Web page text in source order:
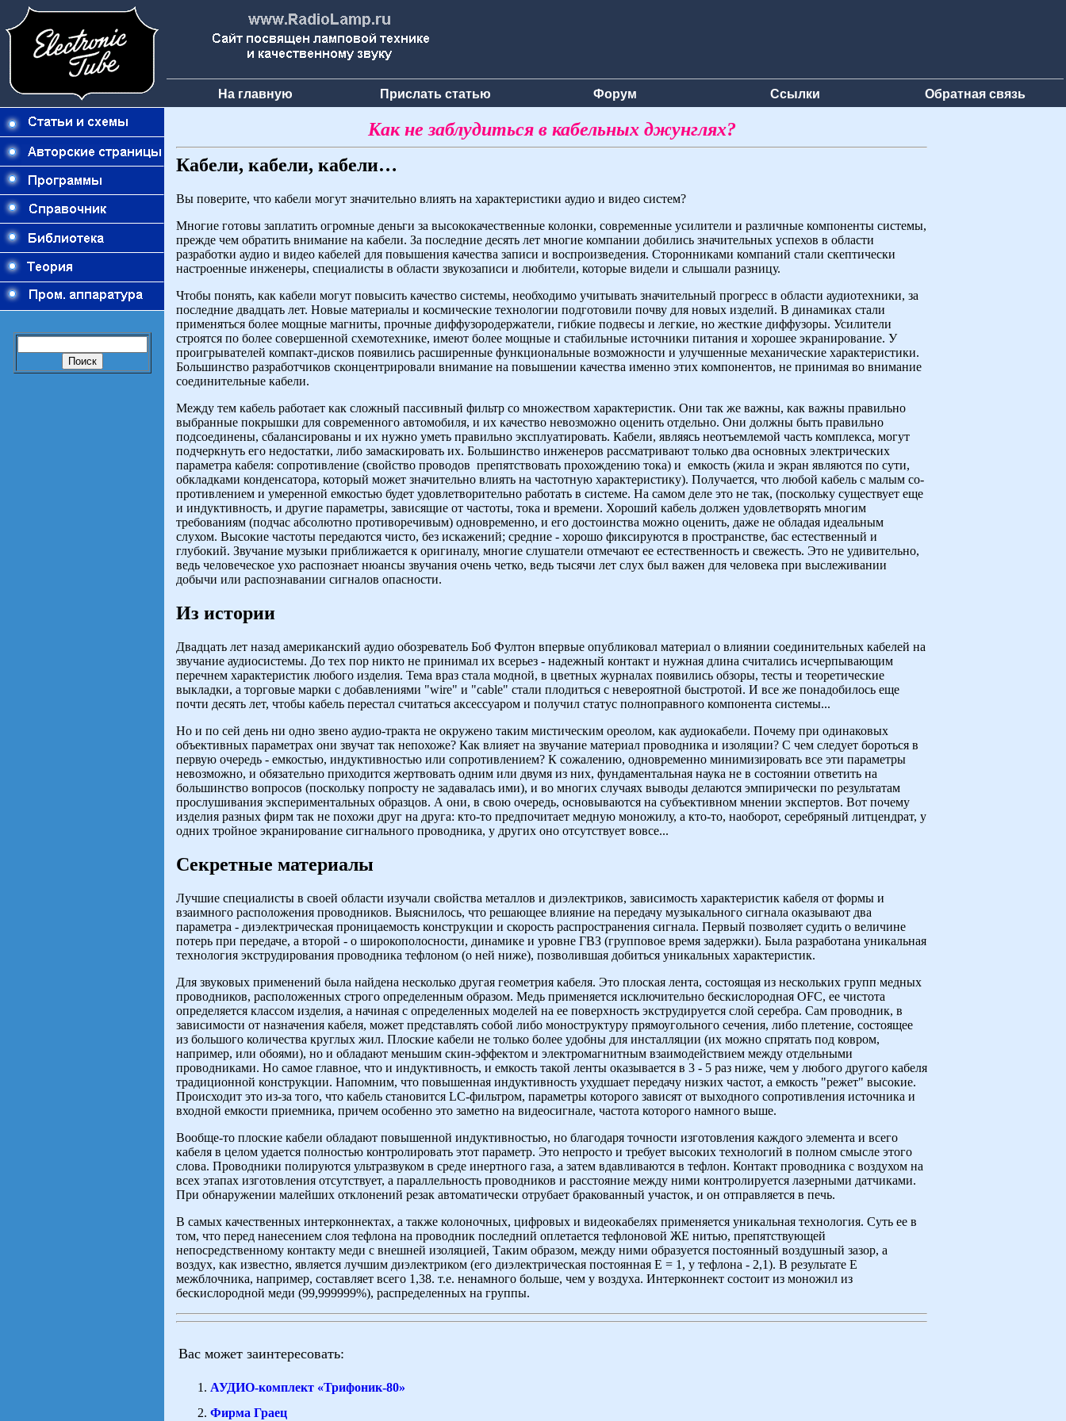
На главную Прислать статью Форум Ссылки Обратная связь
Как не заблудиться в кабельных джунглях?
Кабели, кабели, кабели…
Вы поверите, что кабели могут зна­чительно влиять на характеристики аудио и видео систем?
Многие готовы заплатить огром­ные деньги за высококачественные колонки, современные усилители и различные компоненты системы,
прежде чем обратить внимание на кабели. За последние десять лет мно­гие компании добились значительных успехов в области
разработки аудио и видео кабелей для повышения качества за­писи и воспроизведения. Сторонни­ками компаний стали скептически
настроенные инженеры, специалисты в области звукозаписи и любители, которые видели и слышали разницу.
Чтобы понять, как кабели могут повысить качество системы, необходимо учитывать значительный прогресс в области аудиотехники, за
последние двадцать лет. Новые материалы и космические технологии подготовили почву для новых изде­лий. В динамиках стали
применяться более мощные магниты, прочные диффузородержатели, гибкие подвесы и легкие, но жесткие диффузоры. Усилители
строятся по более совершенной схемотехнике, имеют более мощные и стабильные источники питания и хорошее экранирование. У
проигрывателей компакт-дисков появились расширенные функциональные возможности и улучшенные механические характеристики.
Большинство разработчиков скон­центрировали внимание на повышении качества именно этих компонен­тов, не принимая во внимание
соединительные кабели.
Между тем кабель работает как сложный пассивный фильтр со множеством характеристик. Они так же важны, как важны правильно
выбранные покрышки для современного автомобиля, и их качество невозможно оценить отдельно. Они должны быть правильно
подсоединены, сбалансированы и их нужно уметь правильно эксплуатировать. Кабели, являясь неотъемлемой часть комплекса, могут
подчеркнуть его не­достатки, либо замаскировать их. Большинство инженеров рассматри­вают только два основных электриче­ских
параметра кабеля: сопротивление (свойство проводов препятствовать прохождению тока) и емкость (жила и экран являются по сути,
обкладками конденсатора, который может значительно влиять на частотную характеристику). Получа­ется, что любой кабель с малым со­
противлением и умеренной емкостью будет удовлетворительно работать в системе. На самом деле это не так, (поскольку существует еще
и индук­тивность, и другие параметры, зави­сящие от частоты, тока и времени. Хороший кабель должен удовлетво­рять многим
требованиям (подчас абсолютно противоречивым) одно­временно, и его достоинства можно оценить, даже не обладая идеальным
слухом. Высокие частоты передаются чисто, без искажений; средние - хо­рошо фиксируются в пространстве, бас естественный и
глубокий. Звучание музыки приближается к оригиналу, многие слушатели отмечают ее есте­ственность и свежесть. Это не удиви­тельно,
ведь человеческое ухо распоз­нает нюансы звучания очень четко, ведь тысячи лет слух был важен для человека при выслеживании
добычи или распознавании сигналов опасно­сти.
Из истории
Двадцать лет назад американский аудио обозреватель Боб Фултон впервые опубликовал материал о влиянии соединительных кабелей на
звучание аудиосистемы. До тех пор никто не принимал их всерьез - надежный контакт и нужная длина считались исчерпывающим
перечнем характеристик любого изделия. Тема враз стала модной, в цветных журналах появились обзоры, тесты и теоретические
выкладки, а торговые марки с добавлениями "wire" и "cable" стали плодиться с невероятной быстротой. И все же понадобилось еще
почти десять лет, чтобы кабель перестал считаться аксессуаром и получил статус полноправного компонента системы...
Но и по сей день ни одно звено аудио-тракта не окружено таким мистическим ореолом, как аудиокабели. Почему при одинаковых
объективных параметрах они звучат так непохоже? Как влияет на звучание материал проводника и изоляции? С чем следует бороться в
первую очередь - емкостью, индуктивностью или сопротивлением? К сожалению, одновременно минимизировать все эти параметры
невозможно, и обязательно приходится жертвовать одним или двумя из них, фундаментальная наука не в состоянии ответить на
большинство вопросов (поскольку попросту не задавалась ими), и во многих случаях выводы делаются эмпирически по результатам
прослушивания экспериментальных образцов. А они, в свою очередь, основываются на субъективном мнении экспертов. Вот почему
изделия разных фирм так не похожи друг на друга: кто-то предпочитает медную моножилу, а кто-то, наоборот, серебряный литцендрат, у
одних тройное экранирование сигнального проводника, у других оно отсутствует вовсе...
Секретные материалы
Лучшие специалисты в своей области изучали свойства металлов и диэлектриков, зависимость характеристик кабеля от формы и
взаимного расположения проводников. Выяснилось, что решающее влияние на передачу музыкального сигнала оказывают два
параметра - диэлектрическая проницаемость конструкции и скорость распространения сигнала. Первый позволяет судить о величине
потерь при передаче, а второй - о широкополосности, динамике и уровне ГВЗ (групповое время задержки). Была разработана уникальная
технология экструдирования проводника тефлоном (о ней ниже), позволившая добиться уникальных характеристик.
Для звуковых применений была найдена несколько другая геометрия кабеля. Это плоская лента, состоящая из нескольких групп медных
проводников, расположенных строго определенным образом. Медь применяется исключительно бескислородная ОFС, ее чистота
определяется классом изделия, а начиная с определенных моделей на ее поверхность экструдируется слой серебра. Сам проводник, в
зависимости от назначения кабеля, может представлять собой либо моноструктуру прямоугольного сечения, либо плетение, состоящее
из большого количества круглых жил. Плоские кабели не только более удобны для инсталляции (их можно спрятать под ковром,
например, или обоями), но и обладают меньшим скин-эффектом и электромагнитным взаимодействием между отдельными
проводниками. Но самое главное, что и индуктивность, и емкость такой ленты оказывается в 3 - 5 раз ниже, чем у любого другого кабеля
традиционной конструкции. Напомним, что повышенная индуктивность ухудшает передачу низких частот, а емкость "режет" высокие.
Происходит это из-за того, что кабель становится LС-фильтром, параметры которого зависят от выходного сопротивления источника и
входной емкости приемника, причем особенно это заметно на видеосигнале, частота которого намного выше.
Вообще-то плоские кабели обладают повышенной индуктивностью, но благодаря точности изготовления каждого элемента и всего
кабеля в целом удается полностью контролировать этот параметр. Это непросто и требует высоких технологий в полном смысле этого
слова. Проводники полируются ультразвуком в среде инертного газа, а затем вдавливаются в тефлон. Контакт проводника с воздухом на
всех этапах изготовления отсутствует, а параллельность проводников и расстояние между ними контролируется лазерными датчиками.
При обнаружении малейших отклонений резак автоматически отрубает бракованный участок, и он отправляется в печь.
В самых качественных интерконнектах, а также колоночных, цифровых и видеокабелях применяется уникальная технология. Суть ее в
том, что перед нанесением слоя тефлона на проводник последний оплетается тефлоновой ЖЕ нитью, препятствующей
непосредственному контакту меди с внешней изоляцией, Таким образом, между ними образуется постоянный воздушный зазор, а
воздух, как известно, является лучшим диэлектриком (его диэлектрическая постоянная Е = 1, у тефлона - 2,1). В результате Е
межблочника, например, составляет всего 1,38. т.е. ненамного больше, чем у воздуха. Интерконнект состоит из моножил из
бескислородной меди (99,999999%), распределенных на группы.
Вас может заинтересовать:
АУДИО-комплект «Трифоник-80»
Фирма Граец